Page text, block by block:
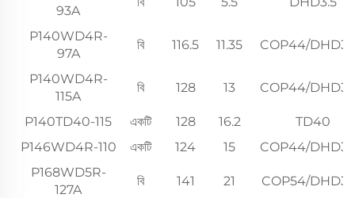
93A
P140WD4R-
97A
বি 116.5 11.35 COP44/
P140WD4R-
115A
বি 128 13 COP44/
P140TD40-115 একটি 128 16.2
TD40
P146WD4R-110
একটি 124 15
COP44/
P168WD5R-
127A
বি 141 21 COP54/